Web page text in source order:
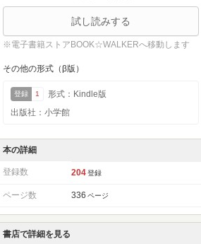
試し読みする
※電子書籍ストアBOOK☆WALKERへ移動します
その他の形式（β版）
登録 1
形式：Kindle版
出版社：小学館
本の詳細
登録数 204 登録
ページ数 336 ページ
書店で詳細を見る